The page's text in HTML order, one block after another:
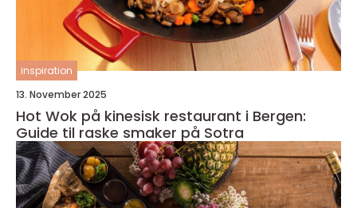
inspiration
13. November 2025
Hot Wok på kinesisk restaurant i Bergen:
Guide til raske smaker på Sotra